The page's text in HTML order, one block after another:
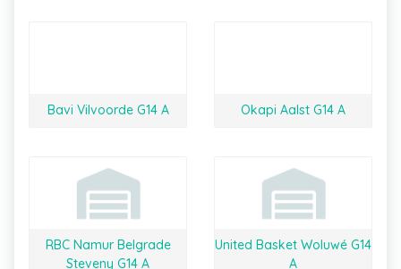
Bavi Vilvoorde G14 A Okapi Aalst G14 A
RBC Namur Belgrade
Steveny G14 A
United Basket Woluwé G14
A